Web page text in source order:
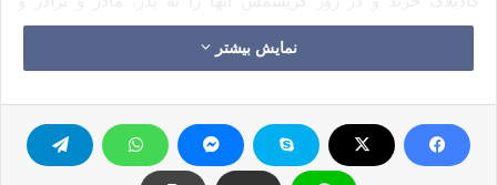
خواهرش هدیه داد. وقتی آنها این هدیه ارزشمند را دریافت کردند
دست به کاری زدند. که اصلا انتظار نمی رفت. به جای اینکه به خاطر
دریافتی پرداختند و آنها آنقدر از ماشینها عیب و ایراد گرفتند که
بازیگر دست و دلباز تحمل شنیدن آنها را از دست داد. او که کوزه
صبرش تمام شده بود سوار یک تاکسی شد و به سمت فرودگاه رفت
نمایش بیشتر